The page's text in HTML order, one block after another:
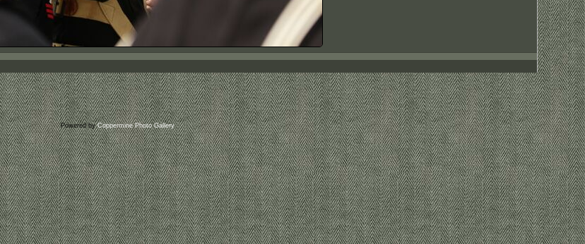
Powered byCoppermine Photo Gallery